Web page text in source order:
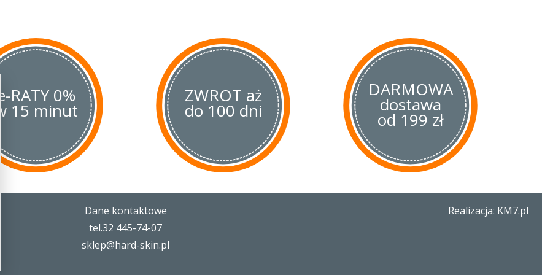
e-RATY 0%
w 15 minut
ZWROT aż
do 100 dni
DARMOWA
dostawa
od 199 zł
Dane kontaktowe
tel.32 445-74-07
sklep@hard-skin.pl
Realizacja: KM7.pl